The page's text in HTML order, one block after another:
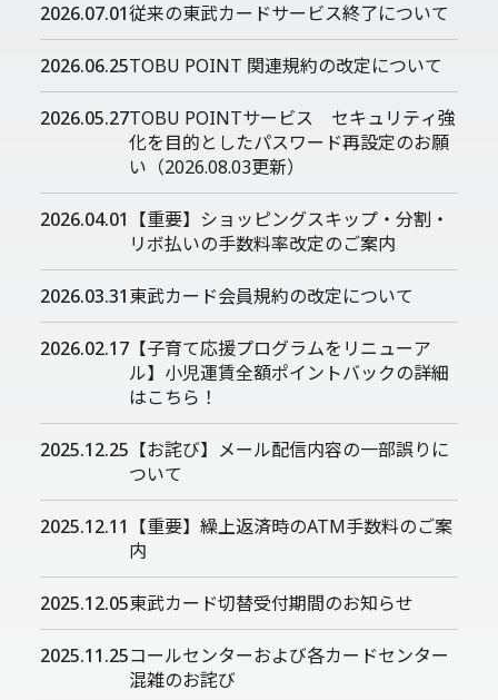
2026.07.01従来の東武カードサービス終了について
2026.06.25TOBU POINT 関連規約の改定について
2026.05.27TOBU POINTサービス セキュリティ強
化を目的としたパスワード再設定のお願
い（2026.08.03更新）
2026.04.01 【重要】ショッピングスキップ・分割・
リボ払いの手数料率改定のご案内
2026.03.31東武カード会員規約の改定について
2026.02.17 【子育て応援プログラムをリニューア
ル】小児運賃全額ポイントバックの詳細
はこちら！
2025.12.25 【お詫び】メール配信内容の一部誤りに
ついて
2025.12.11 【重要】繰上返済時のATM手数料のご案
内
2025.12.05東武カード切替受付期間のお知らせ
2025.11.25コールセンターおよび各カードセンター
混雑のお詫び